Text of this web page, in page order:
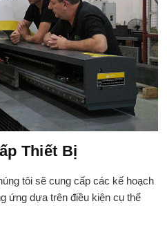
Thiết Bị
tôi sẽ cung cấp các kế hoạch
ứng dựa trên điều kiện cụ thể